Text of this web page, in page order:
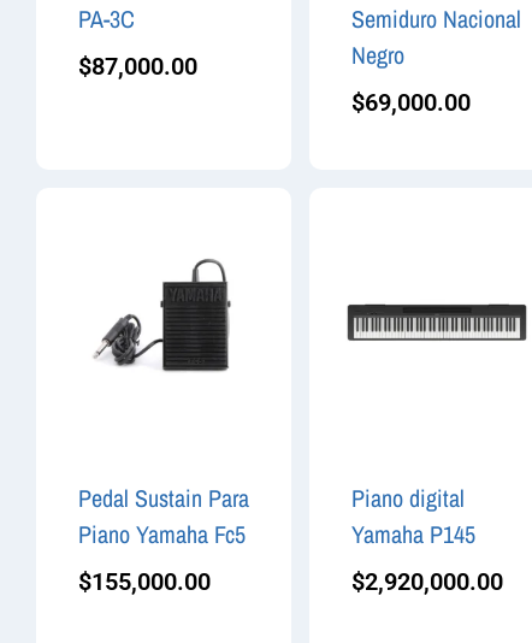
PA-3C
$87,000.00
Semiduro Nacional
Negro
$69,000.00
Pedal Sustain Para
Piano Yamaha Fc5
$155,000.00
Piano digital
Yamaha P145
$2,920,000.00